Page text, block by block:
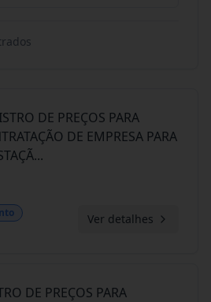
s
DE PREÇOS PARA
DE EMPRESA PARA
...
Ver detalhes
DE PREÇOS PARA